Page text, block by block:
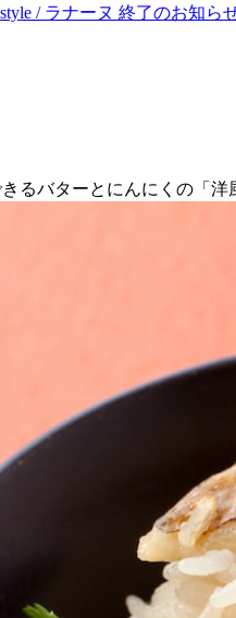
/ ラナーヌ 終了のお知ら
るバターとにんにくの「